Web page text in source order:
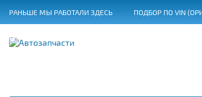
РАНЬШЕ МЫ РАБОТАЛИ ЗДЕСЬ ПОДБОР ПО VIN
ГРАФИК РАБОТЫ